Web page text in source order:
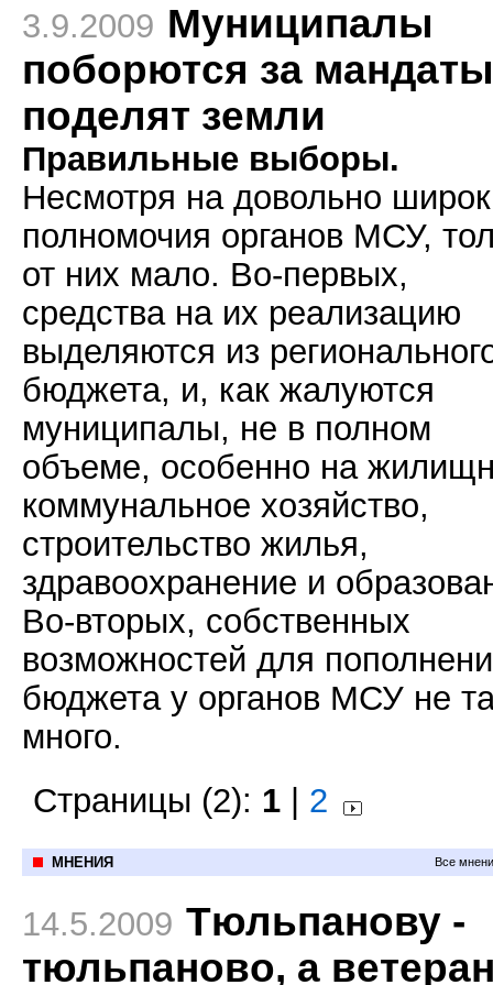
3.9.2009 Муниципалы
поборются за
поделят земли
Правильные выборы.
Несмотря на довольно
полномочия органов МСУ,
от них мало. Во-первых,
средства на их реализацию
выделяются из
бюджета, и, как жалуются
муниципалы, не в полном
объеме, особенно на
коммунальное хозяйство,
строительство жилья,
здравоохранение и
Во-вторых, собственных
возможностей для
бюджета у органов МСУ не
много.
Страницы (2): 1 2
МНЕНИЯ Все
14.5.2009 Тюльпанову -
тюльпаново, а